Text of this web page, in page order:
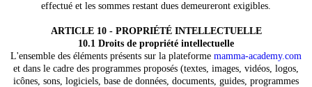
effectué et les sommes restant dues demeureront exigibles.
ARTICLE 10 - PROPRIÉTÉ INTELLECTUELLE
10.1 Droits de propriété intellectuelle
L'ensemble des éléments présents sur la plateforme mamma-academy.com
et dans le cadre des programmes proposés (textes, images, vidéos, logos,
icônes, sons, logiciels, base de données, documents, guides, programmes